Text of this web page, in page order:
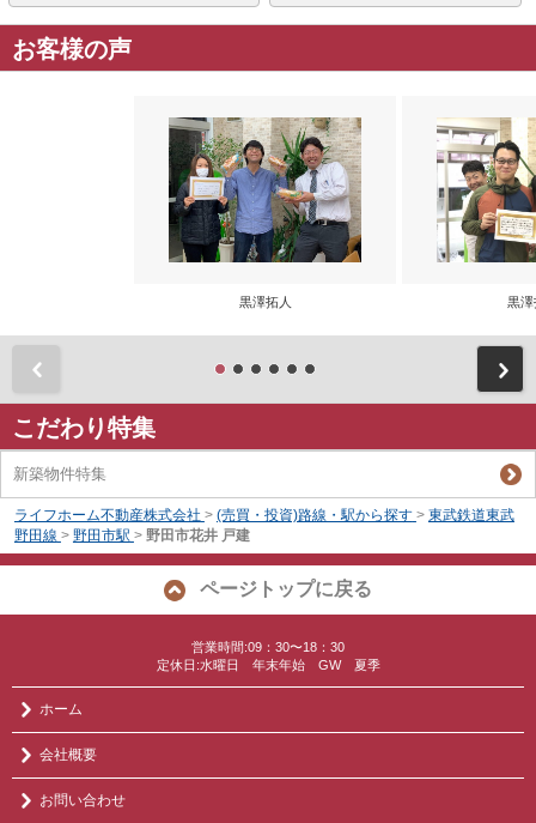
お客様の声
黒澤拓人 黒澤
こだわり特集
新築物件特集
ライフホーム不動産株式会社 > (売買・投資)路線・駅から探す > 東武鉄道東武
野田線 > 野田市駅 > 野田市花井 戸建
ページトップに戻る
営業時間:09：30〜18：30
定休日:水曜日 年末年始 GW 夏季
ホーム
会社概要
お問い合わせ